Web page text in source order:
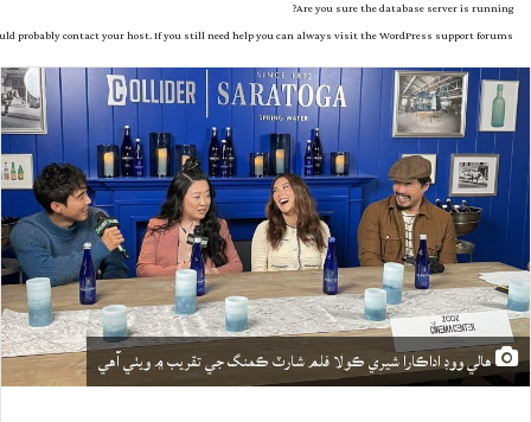
Are you sure the database server is running?
probably contact your host. If you still need help you can always visit theWordPress support forums
هالي ووڊ اداڪارا شيري ڪولا فلم شارٽ ڪمنگ جي تقريب ۾ ويٺي آهي